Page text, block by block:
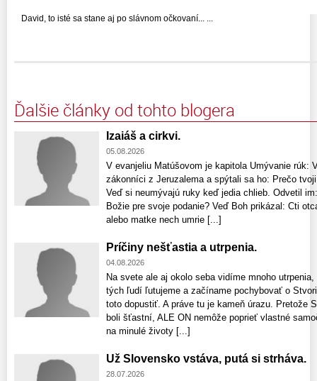
David, to isté sa stane aj po slávnom očkovaní... ...
Ďalšie články od tohto blogera
Izaiáš a cirkvi.
05.08.2026
V evanjeliu Matúšovom je kapitola Umývanie rúk:
zákonníci z Jeruzalema a spýtali sa ho: Prečo
Veď si neumývajú ruky keď jedia chlieb. Odvetil
Božie pre svoje podanie? Veď Boh prikázal: Cti
alebo matke nech umrie [...]
Príčiny nešťastia a utrpenia.
04.08.2026
Na svete ale aj okolo seba vidíme mnoho
tých ľudí ľutujeme a začíname pochybovať o
toto dopustiť. A práve tu je kameň úrazu. Pretože
boli šťastní, ALE ON nemôže poprieť vlastné
na minulé životy [...]
Už Slovensko vstáva, putá si strháva.
28.07.2026